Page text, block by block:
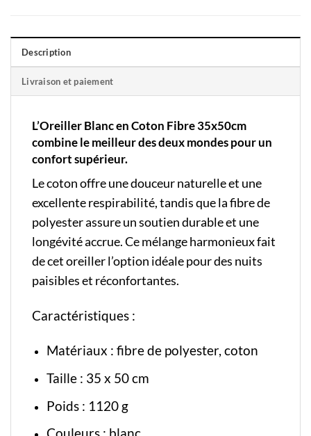
Description
Livraison et paiement
L’Oreiller Blanc en Coton Fibre 35x50cm
combine le meilleur des deux mondes pour un
confort supérieur.
Le coton offre une douceur naturelle et une
excellente respirabilité, tandis que la fibre de
polyester assure un soutien durable et une
longévité accrue. Ce mélange harmonieux fait
de cet oreiller l’option idéale pour des nuits
paisibles et réconfortantes.
Caractéristiques :
Matériaux : fibre de polyester, coton
Taille : 35 x 50 cm
Poids : 1120 g